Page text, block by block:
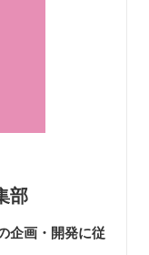
部
企画・開発に従